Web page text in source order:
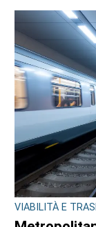
VIABILITÀ E